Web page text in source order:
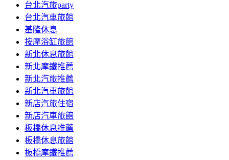
台北汽旅party
台北汽車旅館
基隆休息
按摩浴缸旅館
新北休息旅館
新北摩鐵推薦
新北汽旅推薦
新北汽車旅館
新店汽旅住宿
新店汽車旅館
板橋休息推薦
板橋休息旅館
板橋摩鐵推薦